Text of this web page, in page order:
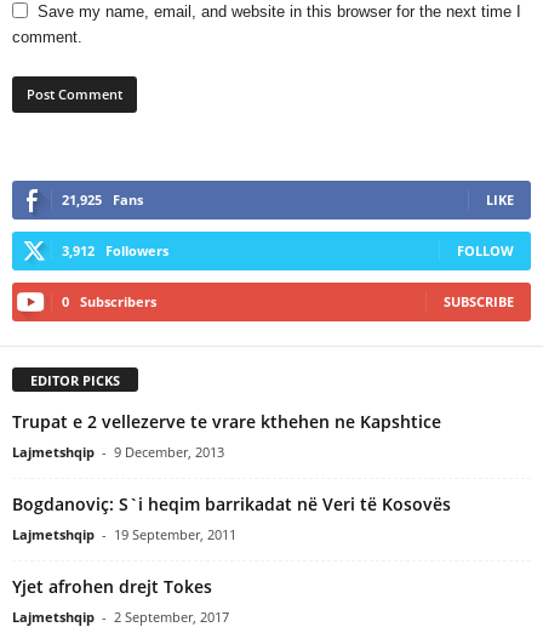
Save my name, email, and website in this browser for the next time I
comment.
21,925 Fans LIKE
3,912 Followers FOLLOW
0 Subscribers SUBSCRIBE
EDITOR PICKS
Trupat e 2 vellezerve te vrare kthehen ne Kapshtice
Lajmetshqip - 9 December, 2013
Bogdanoviç: S`i heqim barrikadat në Veri të Kosovës
Lajmetshqip - 19 September, 2011
Yjet afrohen drejt Tokes
Lajmetshqip - 2 September, 2017